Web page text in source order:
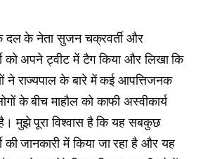
दल के नेता सुजन चक्रवर्ती और
को अपने ट्वीट में टैग किया और लिखा कि
ने राज्यपाल के बारे में कई आपत्तिजनक
के बीच माहौल को काफी अस्वीकार्य
मुझे पूरा विश्वास है कि यह सबकुछ
की जानकारी में किया जा रहा है और यह